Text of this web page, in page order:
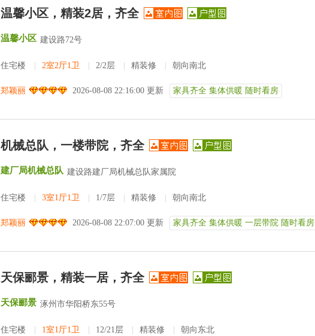
温馨小区，精装2居，齐全
温馨小区 建设路72号
住宅楼 2室2厅1卫 2/2层 精装修 朝向南北
郑颖丽 2026-08-08 22:16:00 更新 家具齐全 集体供暖 随时看房
机械总队，一楼带院，齐全
建厂局机械总队 建设路建厂局机械总队家属院
住宅楼 3室1厅1卫 1/7层 精装修 朝向南北
郑颖丽 2026-08-08 22:07:00 更新 家具齐全 集体供暖 一层带院 随时看房
天保郦景，精装一居，齐全
天保郦景 涿州市华阳桥东55号
住宅楼 1室1厅1卫 12/21层 精装修 朝向东北